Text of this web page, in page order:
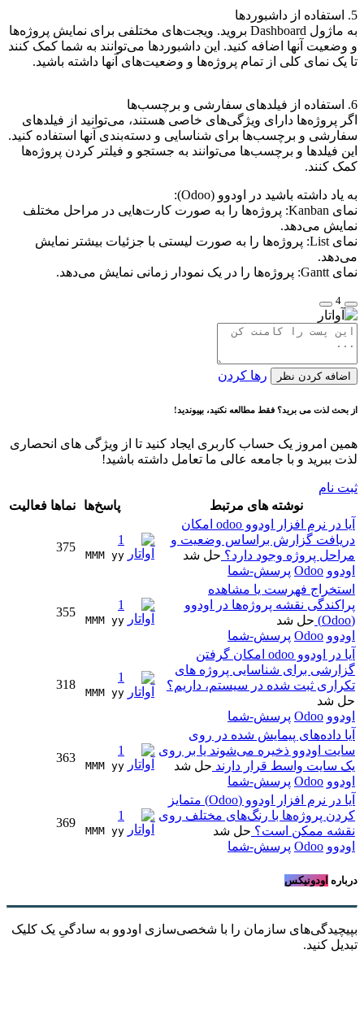
5. استفاده از داشبوردها
به ماژول Dashboard بروید. ویجت‌های مختلفی برای نمایش پروژه‌ها
و وضعیت آنها اضافه کنید. این داشبوردها می‌توانند به شما کمک کنند
تا یک نمای کلی از تمام پروژه‌ها و وضعیت‌های آنها داشته باشید.
6. استفاده از فیلدهای سفارشی و برچسب‌ها
اگر پروژه‌ها دارای ویژگی‌های خاصی هستند، می‌توانید از فیلدهای
سفارشی و برچسب‌ها برای شناسایی و دسته‌بندی آنها استفاده کنید.
این فیلدها و برچسب‌ها می‌توانند به جستجو و فیلتر کردن پروژه‌ها
کمک کنند.
به یاد داشته باشید در اودوو (Odoo):
نمای Kanban: پروژه‌ها را به صورت کارت‌هایی در مراحل مختلف
نمایش می‌دهد.
نمای List: پروژه‌ها را به صورت لیستی با جزئیات بیشتر نمایش
می‌دهد.
نمای Gantt: پروژه‌ها را در یک نمودار زمانی نمایش می‌دهد.
4
اضافه کردن نظر رها کردن
از بحث لذت می برید؟ فقط مطالعه نکنید، بپیوندید!
همین امروز یک حساب کاربری ایجاد کنید تا از ویژگی های انحصاری
لذت ببرید و با جامعه عالی ما تعامل داشته باشید!
ثبت نام
نوشته های مرتبط
پاسخ‌ها نماها فعالیت
آیا در نرم افزار اودوو odoo امکان
دریافت گزارش براساس وضعیت و
مراحل پروژه وجود دارد؟ حل شد
اودوو Odoo پرسش-شما
1
MMM yy
375
استخراج فهرست یا مشاهده
پراکندگی نقشه پروژه‌ها در اودوو
(Odoo)
حل شد
اودوو Odoo پرسش-شما
1
MMM yy
355
آیا در اودوو odoo امکان گرفتن
گزارشی برای شناسایی پروژه های
تکراری ثبت شده در سیستم، داریم؟
حل شد
اودوو Odoo پرسش-شما
1
MMM yy
318
آیا داده‌های پیمایش شده در روی
سایت اودوو ذخیره می‌شوند یا بر روی
یک سایت واسط قرار دارند حل شد
اودوو Odoo پرسش-شما
1
MMM yy
363
آیا در نرم افزار اودوو (Odoo) متمایز
کردن پروژه‌ها با رنگ‌های مختلف روی
نقشه ممکن است؟ حل شد
اودوو Odoo پرسش-شما
1
MMM yy
369
درباره اودونیکس
بپیچیدگی‌های سازمان را با شخصی‌سازی اودوو به سادگیِ یک کلیک
تبدیل کنید.